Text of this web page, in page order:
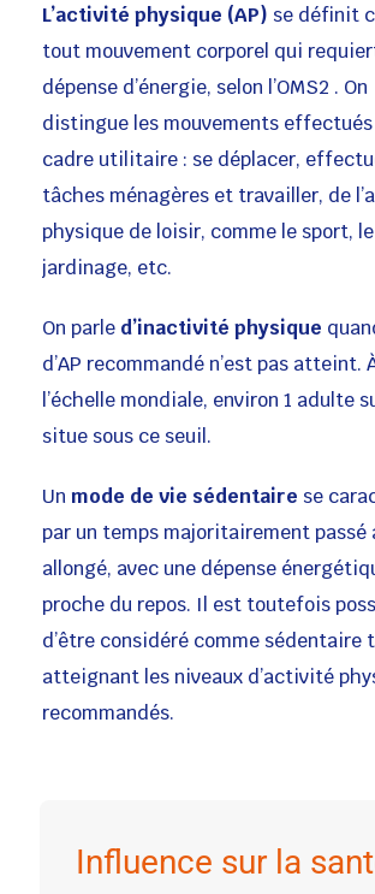
L’activité physique (AP) se définit
tout mouvement corporel qui
dépense d’énergie, selon l’OMS2 . On
distingue les mouvements effectués
cadre utilitaire : se déplacer,
tâches ménagères et travailler, de
physique de loisir, comme le sport, le
jardinage, etc.
On parle d’inactivité physique
d’AP recommandé n’est pas atteint.
l’échelle mondiale, environ 1 adulte
situe sous ce seuil.
Un mode de vie sédentaire se
par un temps majoritairement passé
allongé, avec une dépense
proche du repos. Il est toutefois
d’être considéré comme sédentaire
atteignant les niveaux d’activité
recommandés.
Influence sur la